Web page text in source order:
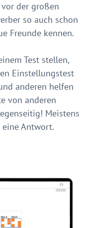
der großen
so auch schon
Freunde kennen.
Test stellen,
Einstellungstest
anderen helfen
von anderen
Meistens
Antwort.